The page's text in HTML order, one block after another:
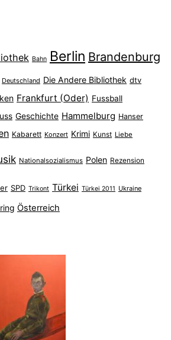
Bahn Berlin Brandenburg
Deutschland Die Andere Bibliothek dtv
Frankfurt (Oder) Fussball
Geschichte Hammelburg Hanser
Kabarett Konzert Krimi Kunst Liebe
Nationalsozialismus Polen Rezension
SPD Trikont Türkei Türkei 2011 Ukraine
Österreich